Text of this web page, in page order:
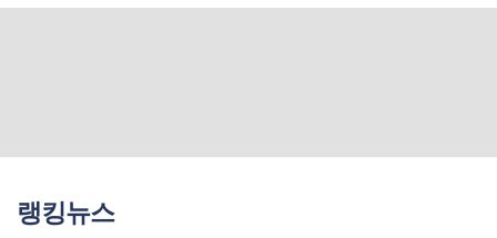
랭킹뉴스